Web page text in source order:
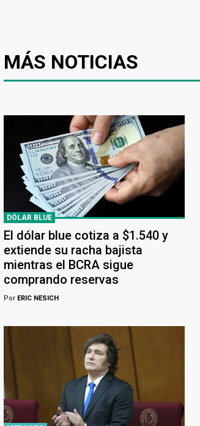
MÁS NOTICIAS
DÓLAR BLUE
El dólar blue cotiza a $1.540 y
extiende su racha bajista
mientras el BCRA sigue
comprando reservas
Por ERIC NESICH